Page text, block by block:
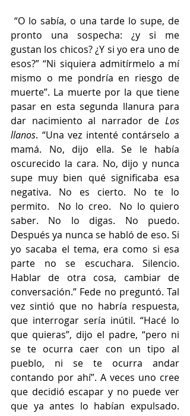
pronto una sospecha: ¿y si me
gustan los chicos? ¿Y si yo era uno de
esos?” “Ni siquiera admitírmelo a mí
mismo o me pondría en riesgo de
muerte”. La muerte por la que tiene
pasar en esta segunda llanura para
dar nacimiento al narrador de Los
llanos. “Una vez intenté contárselo a
mamá. No, dijo ella. Se le había
oscurecido la cara. No, dijo y nunca
supe muy bien qué significaba esa
negativa. No es cierto. No te lo
permito.  No lo creo.  No lo quiero
saber. No lo digas. No puedo.
Después ya nunca se habló de eso. Si
yo sacaba el tema, era como si esa
parte no se escuchara. Silencio.
Hablar de otra cosa, cambiar de
conversación.” Fede no preguntó. Tal
vez sintió que no habría respuesta,
que interrogar sería inútil. “Hacé lo
que quieras”, dijo el padre, “pero ni
se te ocurra caer con un tipo al
pueblo, ni se te ocurra andar
contando por ahí”. A veces uno cree
que decidió escapar y no puede ver
que ya antes lo habían expulsado.